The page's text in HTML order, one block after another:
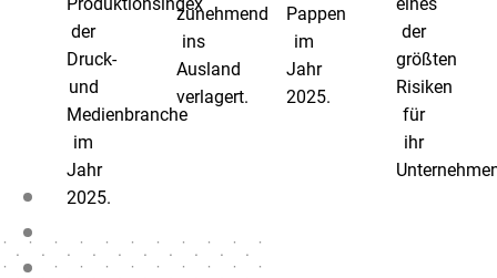
der
Druck-
und
Medienbranche
im
Jahr
2025.
zunehmend
ins
Ausland
verlagert.
Pappen
im
Jahr
2025.
der
größten
Risiken
für
ihr